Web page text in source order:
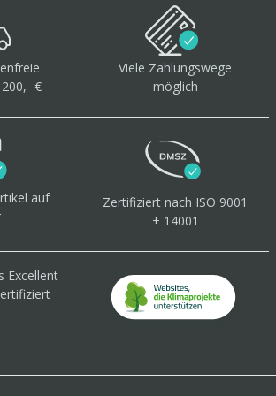
€
Viele Zahlungswege
möglich
auf
Zertifiziert nach ISO 9001
+ 14001